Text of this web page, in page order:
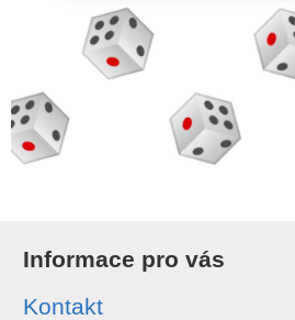
Informace pro vás
Kontakt